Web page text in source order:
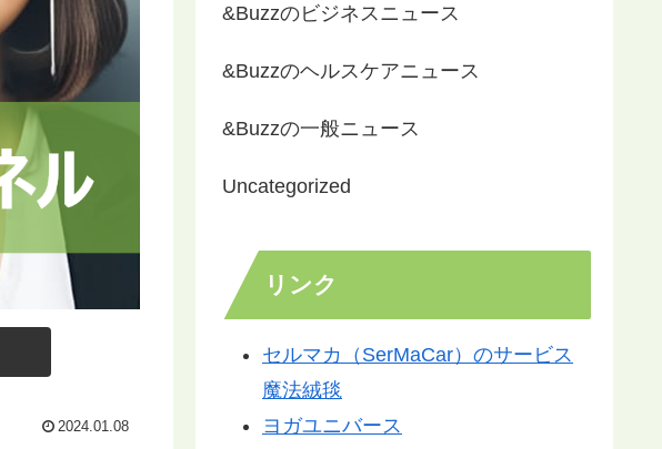
2024.01.08
&Buzzのビジネスニュース
&Buzzのヘルスケアニュース
&Buzzの一般ニュース
Uncategorized
リンク
セルマカ（SerMaCar）のサービス
魔法絨毯
ヨガユニバース